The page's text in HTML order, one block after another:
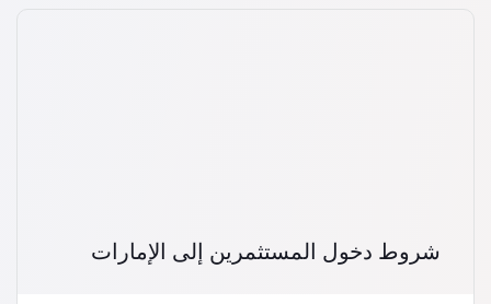
شروط دخول المستثمرين إلى الإمارات